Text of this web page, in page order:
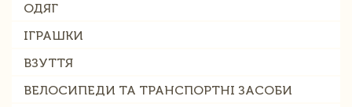
ОДЯГ
ІГРАШКИ
ВЗУТТЯ
ВЕЛОСИПЕДИ ТА ТРАНСПОРТНІ ЗАСОБИ